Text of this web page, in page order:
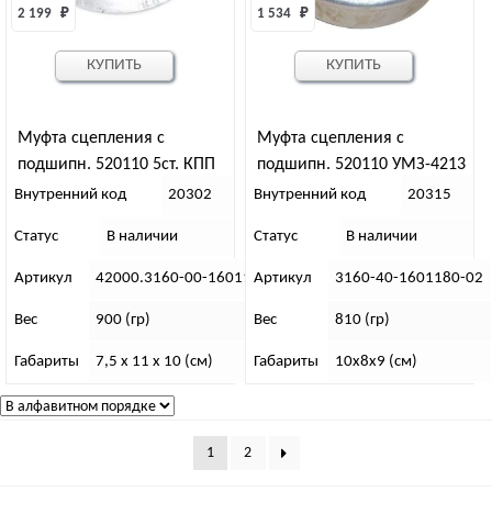
Муфта сцепления с
подшипн. 520110 5ст. КПП
(АДС )
2 199 ₽
Внутренний код 20302
Статус В наличии
Артикул 42000.3160-00-1601180-00
Вес 900 (гр)
Габариты 7,5 х 11 х 10 (см)
КУПИТЬ
Муфта сцепления с
подшипн. 520110 УМЗ-4213
1 534 ₽
Внутренний код 20315
Статус В наличии
Артикул 3160-40-1601180-02
Вес 810 (гр)
Габариты 10х8х9 (см)
КУПИТЬ
1 2